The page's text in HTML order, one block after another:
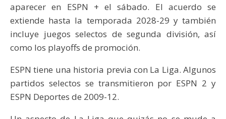
aparecer en ESPN + el sábado. El acuerdo se
extiende hasta la temporada 2028-29 y también
incluye juegos selectos de segunda división, así
como los playoffs de promoción.
ESPN tiene una historia previa con La Liga. Algunos
partidos selectos se transmitieron por ESPN 2 y
ESPN Deportes de 2009-12.